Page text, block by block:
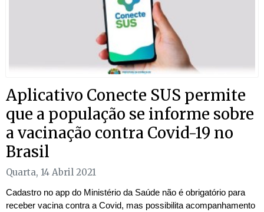
Aplicativo Conecte SUS permite
que a população se informe sobre
a vacinação contra Covid-19 no
Brasil
Quarta, 14 Abril 2021
Cadastro no app do Ministério da Saúde não é obrigatório para
receber vacina contra a Covid, mas possibilita acompanhamento